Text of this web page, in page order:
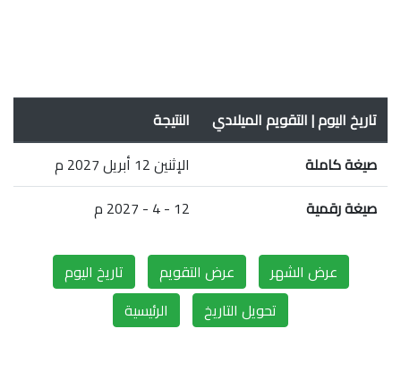
تاريخ اليوم | التقويم الميلادي
النتيجة
صيغة كاملة
الإثنين 12 أبريل 2027 م
صيغة رقمية
12 - 4 - 2027 م
عرض الشهر عرض التقويم
تاريخ اليوم
تحويل التاريخ
الرئيسية